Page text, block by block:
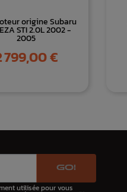
origine Subaru
STI 2.0L 2002 -
2005
799,00 €
GO!
utilisée pour vous